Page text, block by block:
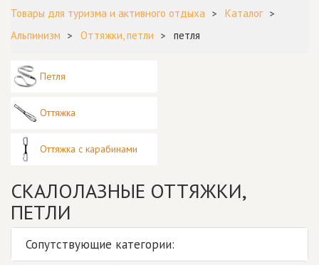
Товары для туризма и активного отдыха
Каталог
Альпинизм
Оттяжки, петли петля
Петля
Оттяжка
Оттяжка с карабинами
СКАЛОЛАЗНЫЕ ОТТЯЖКИ,
ПЕТЛИ
Сопутствующие категории: